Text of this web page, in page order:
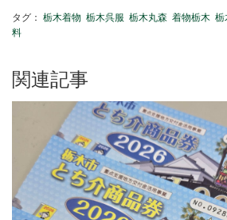
タグ： 栃木着物 栃木呉服 栃木丸森 着物栃木 栃
料
関連記事